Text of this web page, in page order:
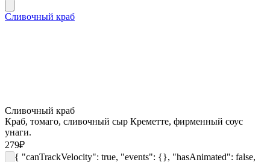
Сливочный краб
Сливочный краб
Краб, томаго, сливочный сыр Креметте, фирменный соус
унаги.
279₽
{ "canTrackVelocity": true, "events": {}, "hasAnimated": false,